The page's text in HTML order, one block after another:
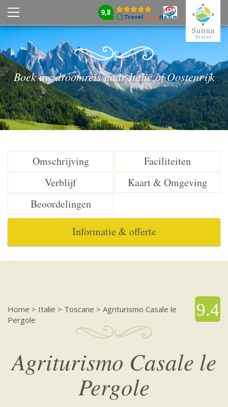
9,8
Boek uw droomreis naar Italië of Oostenrijk
Omschrijving
Faciliteiten
Verblijf
Kaart & Omgeving
Beoordelingen
Informatie & offerte
9.4
Home > Italië > Toscane > Agriturismo Casale le
Pergole
Agriturismo Casale le
Pergole